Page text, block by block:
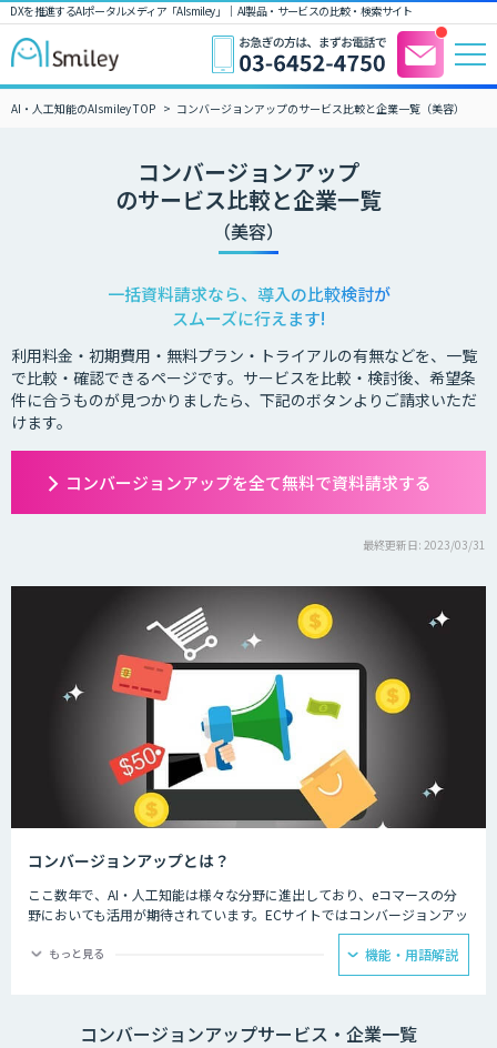
DXを推進するAIポータルメディア「AIsmiley」｜ AI製品・サービスの比較・検索サイト
AI・人工知能のAIsmiley TOP コンバージョンアップのサービス比較と企業一覧（美容）
コンバージョンアップ
のサービス比較と企業一覧
（美容）
一括資料請求なら、導入の比較検討が
スムーズに行えます!
利用料金・初期費用・無料プラン・トライアルの有無などを、一覧
で比較・確認できるページです。サービスを比較・検討後、希望条
件に合うものが見つかりましたら、下記のボタンよりご請求いただ
けます。
コンバージョンアップを全て無料で資料請求する
最終更新日: 2023/03/31
コンバージョンアップとは？
ここ数年で、AI・人工知能は様々な分野に進出しており、eコマースの分
野においても活用が期待されています。ECサイトではコンバージョンアッ
プのために、新しい顧客とのコミュニケーションや多様化するニーズへの
対応に、AI・人工知能の技術が活用されています。
もっと見る 機能・用語解説
コンバージョンアップサービス・企業一覧